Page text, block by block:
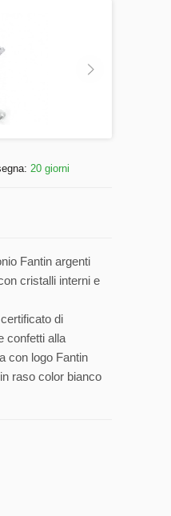
20 giorni
Fantin argenti
cristalli interni e
di
confetti alla
con logo Fantin
raso color bianco